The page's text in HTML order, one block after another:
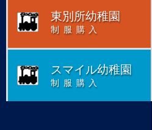
東別所幼稚園
制服購入
スマイル幼稚園
制服購入